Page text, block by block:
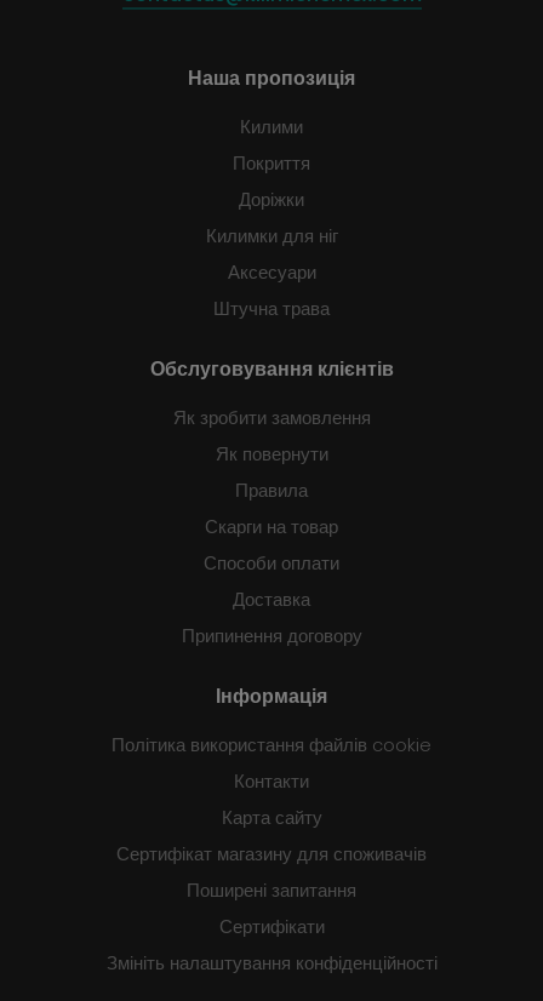
Наша пропозиція
Килими
Покриття
Доріжки
Килимки для ніг
Аксесуари
Штучна трава
Обслуговування клієнтів
Як зробити замовлення
Як повернути
Правила
Скарги на товар
Способи оплати
Доставка
Припинення договору
Інформація
Політика використання файлів cookie
Контакти
Карта сайту
Сертифікат магазину для споживачів
Поширені запитання
Сертифікати
Змініть налаштування конфіденційності